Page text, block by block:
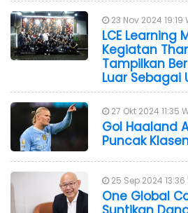
23 Nov 2024 19:19
LCE Learning
Kegiatan
Tampilkan
Luar Sebagai
27 Okt 2024 11:35
Gol Haaland
Puncak
25 Sep 2024 13:36
One Global